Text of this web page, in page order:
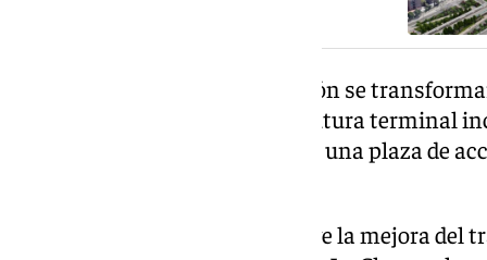
Además, el entorno de la estación se
con amplias zonas verdes. La futura terminal
a la Alhambra y Sierra Nevada y una plaza de
El anteproyecto también incluye la mejora del